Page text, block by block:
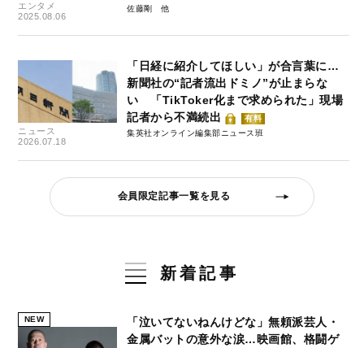
エンタメ
2025.08.06
佐藤剛
ニュース
2026.07.18
「日経に紹介してほしい」が合言葉に…
新聞社の“記者流出ドミノ”が止まらな
い 「TikToker化まで求められた」現場
記者から不満続出
有料
集英社オンライン編集部ニュース班
会員限定記事一覧を見る
新着記事
NEW
「泣いてないねんけどな」無頼派芸人・
金属バットの意外な涙…映画館、格闘ゲ